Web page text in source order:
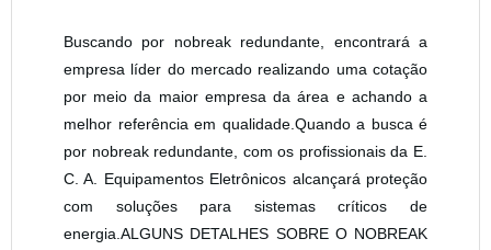
Buscando por nobreak redundante, encontrará a
empresa líder do mercado realizando uma cotação
por meio da maior empresa da área e achando a
melhor referência em qualidade.Quando a busca é
por nobreak redundante, com os profissionais da E.
C. A. Equipamentos Eletrônicos alcançará proteção
com soluções para sistemas críticos de
energia.ALGUNS DETALHES SOBRE O NOBREAK